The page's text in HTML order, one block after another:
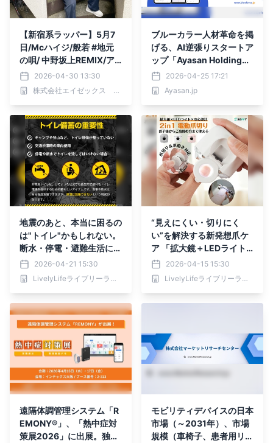
【新宿系ラッパー】5月7
日/Mcハイジ/般若 #地元
の唄/ 中野坂上REMIX/ア
ニメーション/Music Vide
o公開!
2026-04-30 13:30
株式会社エイゼックス GinzaRapport
ブルーカラー人材革命を掲
げる、AI逆張りスタートア
ップ「Ayasan Holding
s」が新サービス
2026-04-25 17:21
Ayasan.jp
地震のあと、本当に困るの
は"トイレ"かもしれない。
断水・停電・避難生活に備
える、50～100回分の災
害用簡易トイレセット登場
2026-04-21 15:30
LivelyLifeライブリーライフ株式会社
“見えにくい・切りにく
い”を解決する新発想爪ケ
ア 「拡大鏡＋LEDライト
搭載の2in1電動爪切り＆爪
磨き新発売
2026-04-15 15:30
LivelyLifeライブリーライフ株式会社
遠隔体調管理システム「R
EMONY®」、「熱中症対
策展2026」に出展。独自
モビリティデバイスの日本
市場（～2031年）、市場
規模（車椅子、患者用リフ